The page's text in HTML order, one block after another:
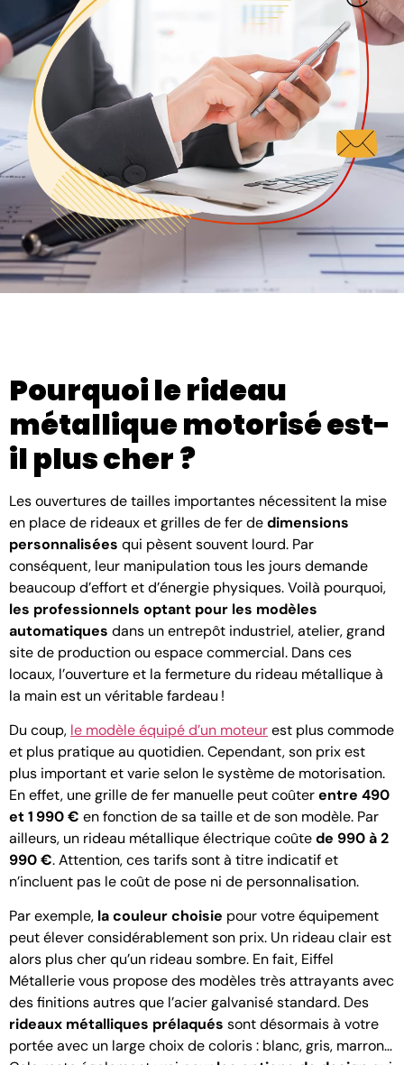
Pourquoi le rideau
métallique motorisé est-
il plus cher ?
Les ouvertures de tailles importantes nécessitent la mise
en place de rideaux et grilles de fer dedimensions
personnalisées qui pèsent souvent lourd. Par
conséquent, leur manipulation tous les jours demande
beaucoup d’effort et d’énergie physiques. Voilà pourquoi,
les professionnels optant pour les modèles
automatiques dans un entrepôt industriel, atelier, grand
site de production ou espace commercial. Dans ces
locaux, l’ouverture et la fermeture du rideau métallique à
la main est un véritable fardeau !
Du coup, le modèle équipé d’un moteurest plus commode
et plus pratique au quotidien. Cependant, son prix est
plus important et varie selon le système de motorisation.
En effet, une grille de fer manuelle peut coûterentre 490
et 1 990 € en fonction de sa taille et de son modèle. Par
ailleurs, un rideau métallique électrique coûtede 990 à 2
990 €. Attention, ces tarifs sont à titre indicatif et
n’incluent pas le coût de pose ni de personnalisation.
Par exemple, la couleur choisie pour votre équipement
peut élever considérablement son prix. Un rideau clair est
alors plus cher qu’un rideau sombre. En fait, Eiffel
Métallerie vous propose des modèles très attrayants avec
des finitions autres que l’acier galvanisé standard. Des
rideaux métalliques prélaqués sont désormais à votre
portée avec un large choix de coloris : blanc, gris, marron…